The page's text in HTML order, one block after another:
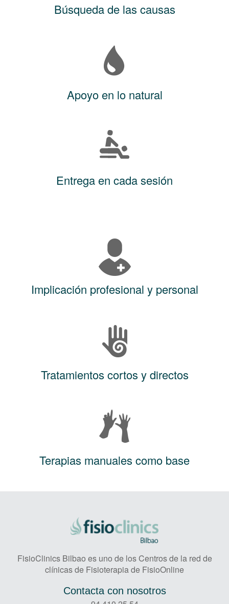
Búsqueda de las causas
Apoyo en lo natural
Entrega en cada sesión
Implicación profesional y personal
Tratamientos cortos y directos
Terapias manuales como base
FisioClinics Bilbao es uno de los Centros de la red de
clínicas de Fisioterapia de FisioOnline
Contacta con nosotros